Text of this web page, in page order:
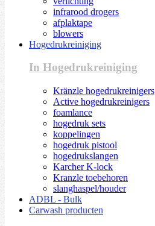
infrarood drogers
afplaktape
blowers
Hogedrukreiniging
In Hogedrukreiniging
Kränzle hogedrukreinigers
Active hogedrukreinigers
foamlance
hogedruk sets
koppelingen
hogedruk pistool
hogedrukslangen
Karcher K-lock
Kranzle toebehoren
slanghaspel/houder
ADBL - Bulk
Carwash producten